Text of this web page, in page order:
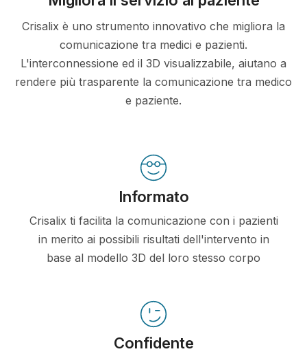
Crisalix è uno strumento innovativo che migliora la
comunicazione tra medici e pazienti.
L'interconnessione ed il 3D visualizzabile, aiutano a
rendere più trasparente la comunicazione tra medico
e paziente.
Informato
Crisalix ti facilita la comunicazione con i pazienti
in merito ai possibili risultati dell'intervento in
base al modello 3D del loro stesso corpo
Confidente